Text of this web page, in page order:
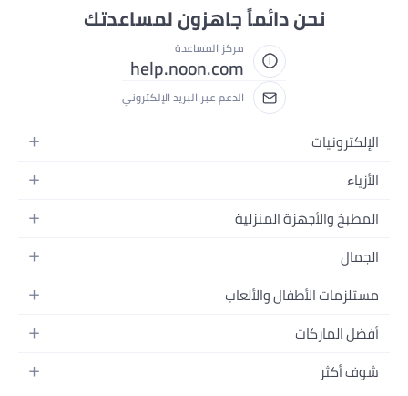
نحن دائماً جاهزون لمساعدتك
مركز المساعدة
help.noon.com
الدعم عبر البريد الإلكتروني
الإلكترونيات
الجوالات
اللابتوبات
الأجهزة المنزلية
التلفزيونات
السماعات
ألعاب القيمنق
الأزياء
أزياء نسائية
أزياء البنات
أزياء الأولاد
المجوهرات
حقائب نسائية
المطبخ والأجهزة المنزلية
الحمام
المطبخ والسفرة
أدوات وتحسين المنزل
الأثاث
الجمال
العطور
العناية بالشعر
العناية بالبشرة
مستلزمات الأطفال والألعاب
الحفاضات
الرضاعة والتغذية
أفضل الماركات
سامسونج
شوف أكثر